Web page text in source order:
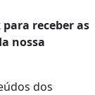
para receber as
nossa
dos